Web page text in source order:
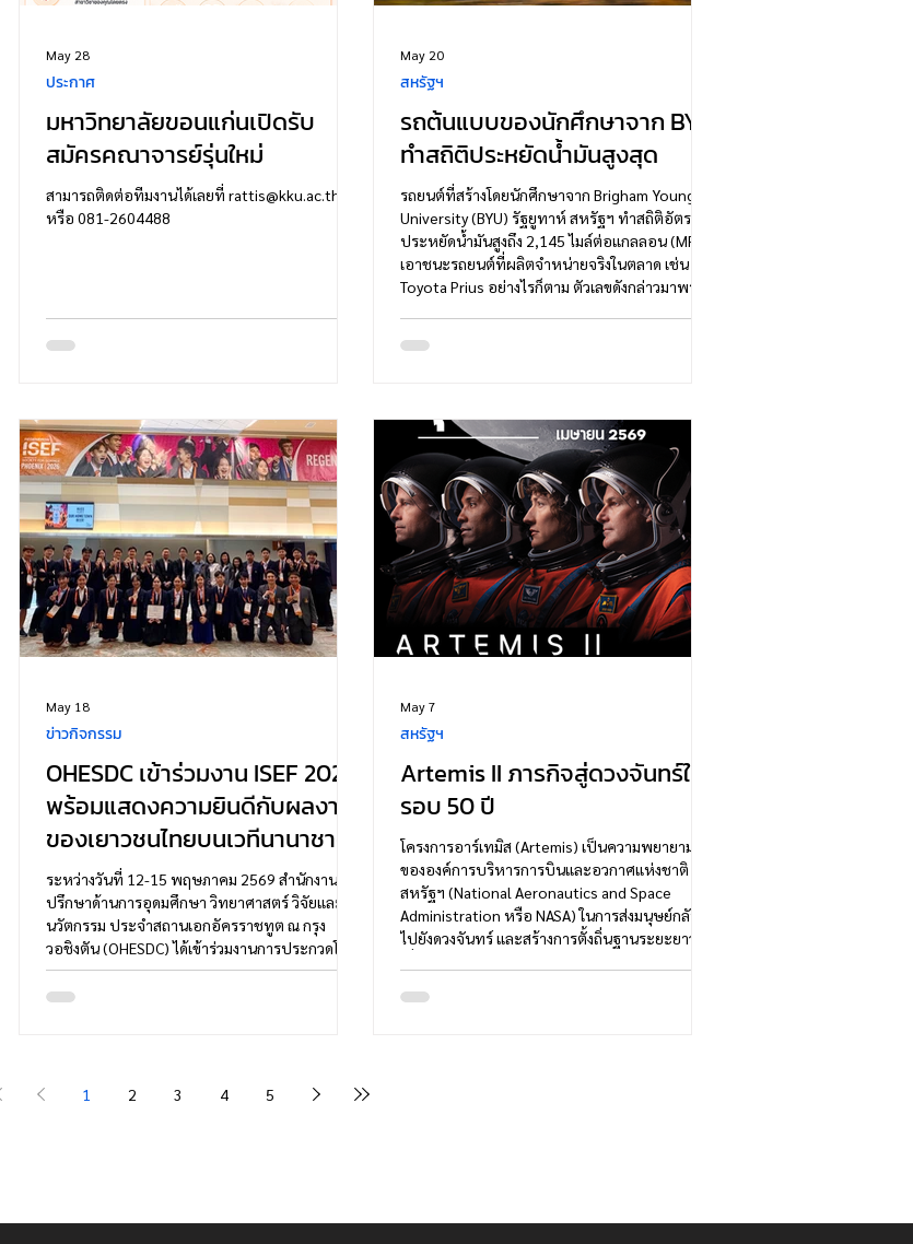
มหาวิทยาลัยขอนแก่นเปิดรับ
สมัครคณาจารย์รุ่นใหม่
สามารถติดต่อทีมงานได้เลยที่ rattis@kku.ac.th
หรือ 081-2604488
ประกาศ
May 28
รถต้นแบบของนักศึกษาจาก BYU
ทำสถิติประหยัดน้ำมันสูงสุด
รถยนต์ที่สร้างโดยนักศึกษาจาก Brigham Young
University (BYU) รัฐยูทาห์ สหรัฐฯ ทำสถิติอัตรา
ประหยัดน้ำมันสูงถึง 2,145 ไมล์ต่อแกลลอน (MPG)
เอาชนะรถยนต์ที่ผลิตจำหน่ายจริงในตลาด เช่น
Toyota Prius อย่างไรก็ตาม ตัวเลขดังกล่าวมาพร้อม
รถยนต์จำนวนมากจึงเร่งขยายสายการผลิต ไม่เพียง
ประหยัดน้ำมันได้ดีกว่ารถยนต์เค
สหรัฐฯ
May 20
OHESDC เข้าร่วมงาน ISEF 2026
พร้อมแสดงความยินดีกับผลงาน
ของเยาวชนไทยบนเวทีนานาชาติ
ระหว่างวันที่ 12-15 พฤษภาคม 2569 สำนักงานที่
ปรึกษาด้านการอุดมศึกษา วิทยาศาสตร์ วิจัยและ
นวัตกรรม ประจำสถานเอกอัครราชทูต ณ กรุง
วอชิงตัน (OHESDC) ได้เข้าร่วมงานการประกวดโครง
งานวิทยาศาสตร์นานาชาติ 76th Annual
Regeneron International Science and
ที่ปรึกษาฯ ได้ร่วมเป็นกรรมการตัดสินในสาขา
ข่าวกิจกรรม
May 18
Artemis II ภารกิจสู่ดวงจันทร์ใน
รอบ 50 ปี
โครงการอาร์เทมิส (Artemis) เป็นความพยายาม
ขององค์การบริหารการบินและอวกาศแห่งชาติ
สหรัฐฯ (National Aeronautics and Space
Administration หรือ NASA) ในการส่งมนุษย์กลับ
ไปยังดวงจันทร์ และสร้างการตั้งถิ่นฐานระยะยาว
NASA ในปี 2017 โดยใช้จรวด Space Launch
สหรัฐฯ
May 7
1 2 3 4 5